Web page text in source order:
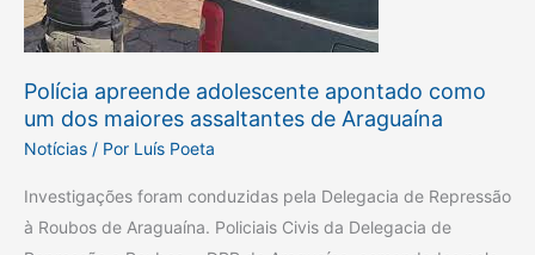
Polícia apreende adolescente apontado como
um dos maiores assaltantes de Araguaína
Notícias / Por Luís Poeta
Investigações foram conduzidas pela Delegacia de Repressão
à Roubos de Araguaína. Policiais Civis da Delegacia de
um
dos
maiores
assaltantes
de